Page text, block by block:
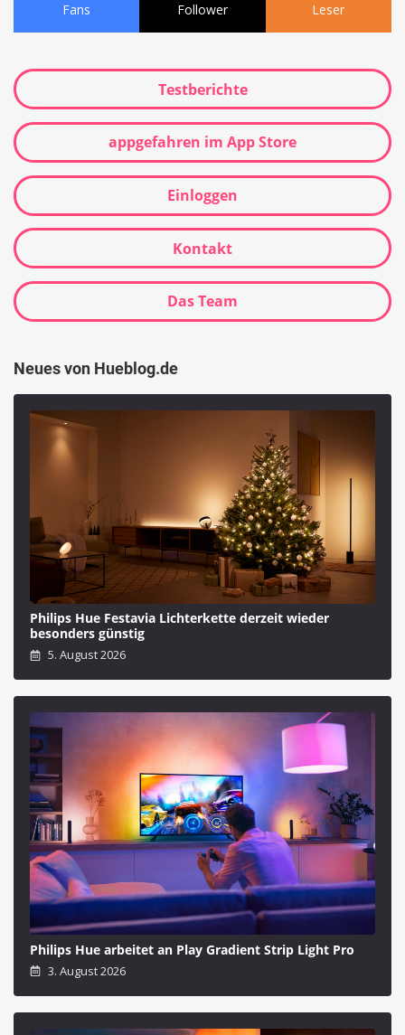
Fans Follower Leser
Testberichte
appgefahren im App Store
Einloggen
Kontakt
Das Team
Neues von Hueblog.de
Philips Hue Festavia Lichterkette derzeit wieder
besonders günstig
5. August 2026
Philips Hue arbeitet an Play Gradient Strip Light Pro
3. August 2026